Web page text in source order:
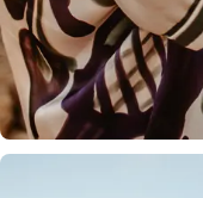
aquí como fotógrafa.
Ver todas las publicaciones